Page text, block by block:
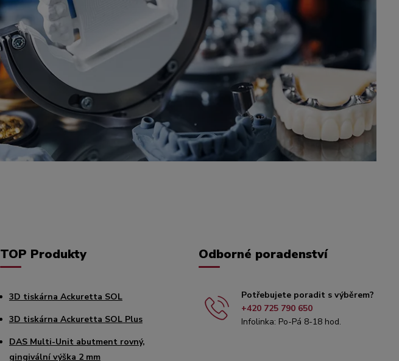
TOP Produkty
3D tiskárna Ackuretta SOL
3D tiskárna Ackuretta SOL Plus
DAS Multi-Unit abutment rovný,
gingivální výška 2 mm
Odborné poradenství
Potřebujete poradit s výběrem?
+420 725 790 650
Infolinka: Po-Pá 8-18 hod.